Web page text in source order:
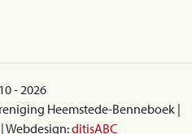
- 2026
Heemstede-Benneboek |
| Webdesign:ditisABC